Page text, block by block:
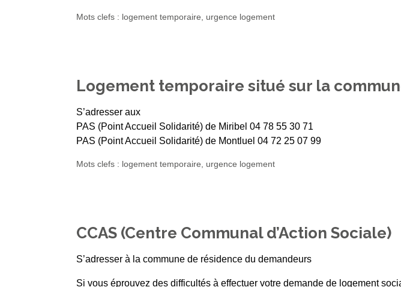
Mots clefs : logement temporaire, urgence logement
Logement temporaire situé sur la
S’adresser aux
PAS (Point Accueil Solidarité) de Miribel 04 78 55 30 71
PAS (Point Accueil Solidarité) de Montluel 04 72 25 07 99
Mots clefs : logement temporaire, urgence logement
CCAS (Centre Communal d’Action Sociale)
S’adresser à la commune de résidence du demandeurs
Si vous éprouvez des difficultés à effectuer votre demande de logement